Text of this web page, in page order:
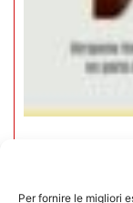
Per fornire le migliori
Negozi